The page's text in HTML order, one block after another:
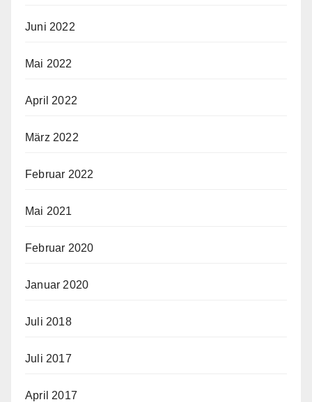
Juni 2022
Mai 2022
April 2022
März 2022
Februar 2022
Mai 2021
Februar 2020
Januar 2020
Juli 2018
Juli 2017
April 2017